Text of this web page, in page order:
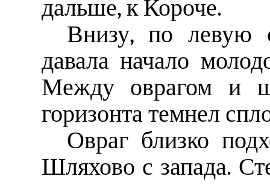
дальше, к Короче.
Внизу, по левую
давала начало
Между оврагом и
горизонта темнел
Овраг близко
Шляхово с запада.